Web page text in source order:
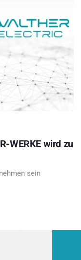
WERKE wird zu
sein